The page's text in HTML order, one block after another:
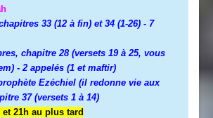
33 (12 à fin) et 34 (1-26) - 7
chapitre 28 (versets 19 à 25, vous
- 2 appelés (1 et maftir)
Ezéchiel (il redonne vie aux
37 (versets 1 à 14)
et 21h au plus tard